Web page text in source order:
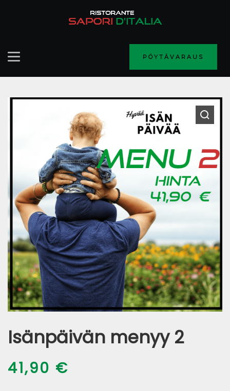
PÖYTÄVARAUS
Isänpäivän menyy 2
41,90 €